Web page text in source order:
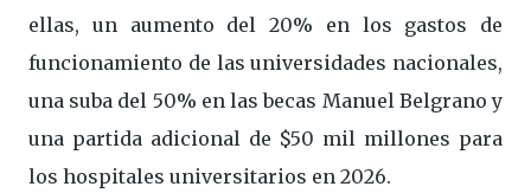
ellas, un aumento del 20% en los gastos de
funcionamiento de las universidades nacionales,
una suba del 50% en las becas Manuel Belgrano y
una partida adicional de $50 mil millones para
los hospitales universitarios en 2026.